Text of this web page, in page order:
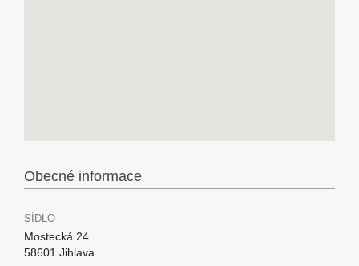
Obecné informace
SÍDLO
Mostecká 24
58601 Jihlava